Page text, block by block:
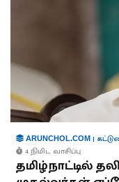
ARUNCHOL.COM |
4 நிமிட வாசிப்பு
தமிழ்நாட்டில்